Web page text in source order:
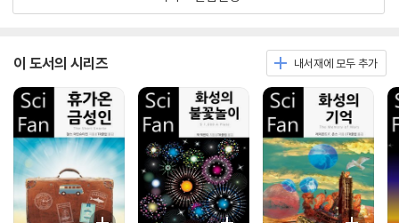
이 도서의 시리즈 내서재에 모두 추가